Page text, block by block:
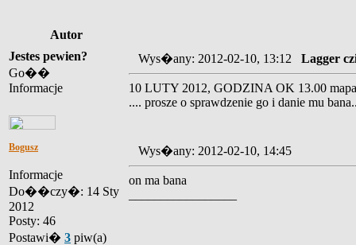
Autor
Jestes pewien?
Go��
Informacje
Wys�any: 2012-02-10, 13:12 Lagger
10 LUTY 2012, GODZINA OK 13.00
.... prosze o sprawdzenie go i danie mu
Bogusz
Informacje
Do��czy�: 14 Sty
2012
Posty: 46
Postawi� 3 piw(a)
Wys�any: 2012-02-10, 14:45
on ma bana